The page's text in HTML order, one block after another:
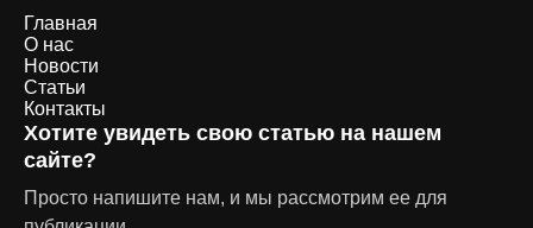
Главная
О нас
Новости
Статьи
Контакты
Хотите увидеть свою статью на нашем
сайте?
Просто напишите нам, и мы рассмотрим ее для